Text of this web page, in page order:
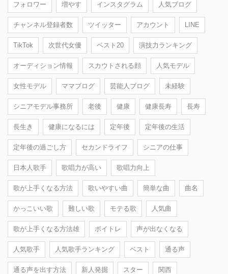
フォロワー 増やす インスタグラム 人気ブログ
チャンネル登録者数 ツイッター アカウント LINE
TikTok 次世代女優 ベスト20 演技力ランキング
オーディション情報 スカウトされる顔 人気モデル
女性モデル ママブログ 芸能人ブログ 未経験
シニアモデル事務所 老後 健康 健康長寿 長寿
長生き 健康になるには 定年後 定年後の生活
定年後の過ごし方 セカンドライフ シニアの仕事
日本人歌手 歌唱力が高い 歌唱力向上
歌が上手くなる方法 歌いやすい曲 簡単な曲 曲名
かっこいい歌 難しい歌 モテる歌 人気曲
歌が上手くなる方法雄 ボイトレ 声が出なくなる
人気歌手 人気歌手ランキング ベスト 通る声
通る声を出す方法 新人発掘 スター 関西